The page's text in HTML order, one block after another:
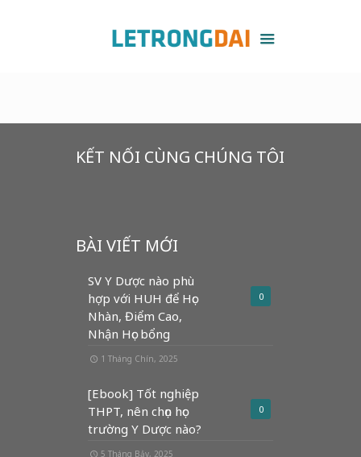
KẾT NỐI CÙNG CHÚNG TÔI
BÀI VIẾT MỚI
0
SV Y Dược nào phù
hợp với HUH để Học
Nhàn, Điểm Cao,
Nhận Học bổng
1 Tháng Chín, 2025
0
[Ebook] Tốt nghiệp
THPT, nên chọn học
trường Y Dược nào?
5 Tháng Bảy, 2025